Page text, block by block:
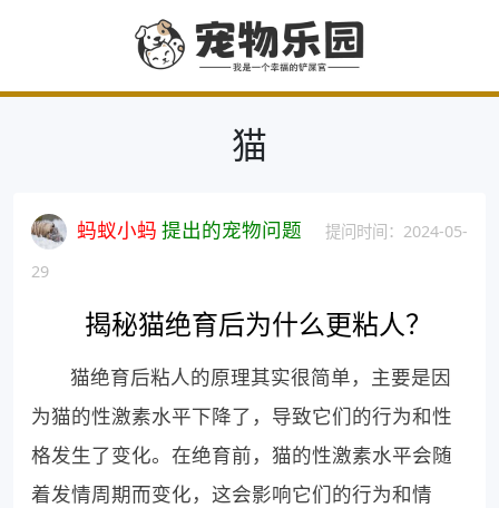
猫
蚂蚁小蚂 提出的宠物问题
提问时间：2024-05-
29
揭秘猫绝育后为什么更粘人？
猫绝育后粘人的原理其实很简单，主要是因
为猫的性激素水平下降了，导致它们的行为和性
格发生了变化。在绝育前，猫的性激素水平会随
着发情周期而变化，这会影响它们的行为和情